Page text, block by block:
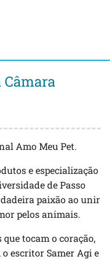
Amo Meu Pet.
e especialização
de Passo
paixão ao unir
pelos animais.
tocam o coração,
escritor Samer Agi e